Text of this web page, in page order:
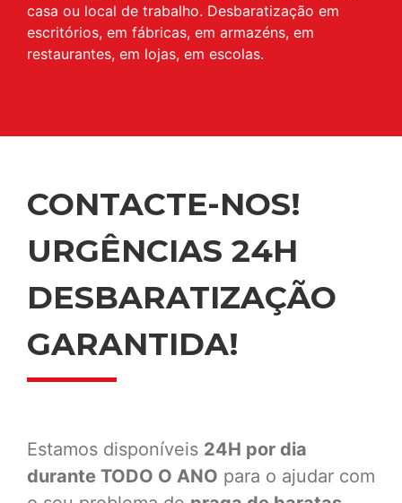
casa ou local de trabalho. Desbaratização em
escritórios, em fábricas, em armazéns, em
restaurantes, em lojas, em escolas.
CONTACTE-NOS!
URGÊNCIAS 24H
DESBARATIZAÇÃO
GARANTIDA!
Estamos disponíveis 24H por dia
durante TODO O ANO para o ajudar com